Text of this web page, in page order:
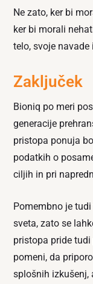
Ne zato, ker bi
ker bi morali
telo, svoje navade
Zaključek
Bioniq po meri
generacije
pristopa ponuja
podatkih o
ciljih in pri
Pomembno je
sveta, zato se
pristopa pride
pomeni, da
splošnih izkušenj,